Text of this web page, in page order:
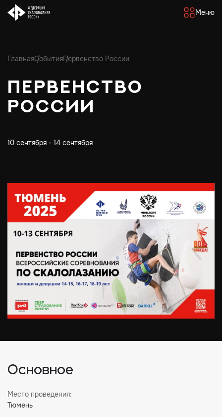
Меню
ГлавнаяСобытияПервенство России
Первенство
России
10 сентября - 14 сентября
Основное
Место проведения:
Тюмень